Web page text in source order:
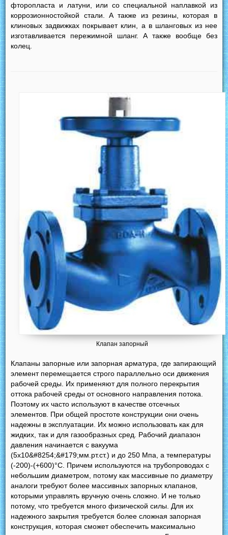
фторопласта и латуни, или со специальной наплавкой из
коррозионностойкой стали. А также из резины, которая в
клиновых задвижках покрывает клин, а в шланговых из нее
изготавливается пережимной шланг. А также вообще без
колец.
Клапан запорный
Клапаны запорные или запорная арматура, где запирающий
элемент перемещается строго параллельно оси движения
рабочей среды. Их применяют для полного перекрытия
оттока рабочей среды от основного направления потока.
Поэтому их часто используют в качестве отсечных
элементов. При общей простоте конструкции они очень
надежны в эксплуатации. Их можно использовать как для
жидких, так и для газообразных сред. Рабочий диапазон
давления начинается с вакуума
(5х10&#8254;&#179;мм.рт.ст.) и до 250 Мпа, а температуры
(-200)-(+600)°C. Причем используются на трубопроводах с
небольшим диаметром, потому как массивные по диаметру
аналоги требуют более массивных запорных клапанов,
которыми управлять вручную очень сложно. И не только
потому, что требуется много физической силы. Для их
надежного закрытия требуется более сложная запорная
конструкция, которая сможет обеспечить максимально